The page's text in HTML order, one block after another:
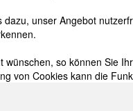
dazu, unser Angebot
wünschen, so können Sie
von Cookies kann die